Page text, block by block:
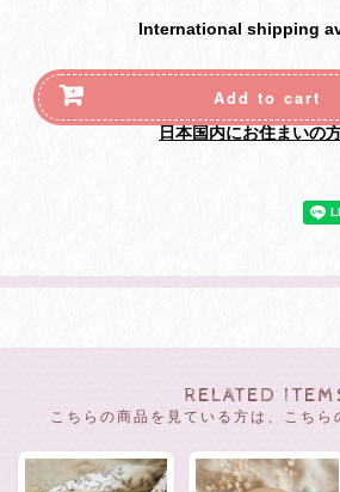
International shipping
Add to cart
日本国内にお住まいの
RELATED
こちらの商品を見ている方は、こちら